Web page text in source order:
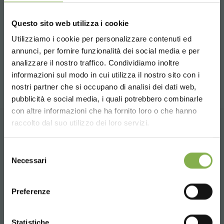
Questo sito web utilizza i cookie
Utilizziamo i cookie per personalizzare contenuti ed
annunci, per fornire funzionalità dei social media e per
analizzare il nostro traffico. Condividiamo inoltre
informazioni sul modo in cui utilizza il nostro sito con i
nostri partner che si occupano di analisi dei dati web,
pubblicità e social media, i quali potrebbero combinarle
con altre informazioni che ha fornito loro o che hanno
raccolto dal suo utilizzo dei loro servizi.
delNecessari
Preferenze
Statistiche
Geschäfte Green Design Mehrfachregal
teilen
Choose the country you are in and your
language for a better browsing experience
KUNDENDIENST
TAUCHE EIN IN UNSERE
WELT!
Ein kleines Geschenk für dich...
5 % Rabattauf deine erste Bestellung *
2 % Rabatt immerauf tutti deine
zukünftigen Einkäufe *
ab einem Bestellwert
von 15.000 €
der Registrierung die Option Newsletter)
DATENBLATT
HERUNTERLADEN
Melden Sie sich an oder